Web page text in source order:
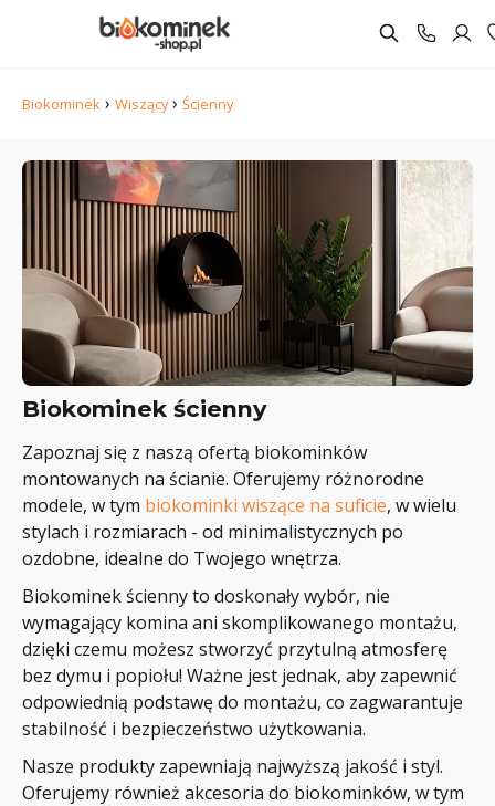
Biokominek › Wiszący› Ścienny
Biokominek ścienny
Zapoznaj się z naszą ofertą biokominków
montowanych na ścianie. Oferujemy różnorodne
modele, w tym biokominki wiszące na suficie, w wielu
stylach i rozmiarach - od minimalistycznych po
ozdobne, idealne do Twojego wnętrza.
Biokominek ścienny to doskonały wybór, nie
wymagający komina ani skomplikowanego montażu,
dzięki czemu możesz stworzyć przytulną atmosferę
bez dymu i popiołu! Ważne jest jednak, aby zapewnić
odpowiednią podstawę do montażu, co zagwarantuje
stabilność i bezpieczeństwo użytkowania.
Nasze produkty zapewniają najwyższą jakość i styl.
Oferujemy również akcesoria do biokominków, w tym